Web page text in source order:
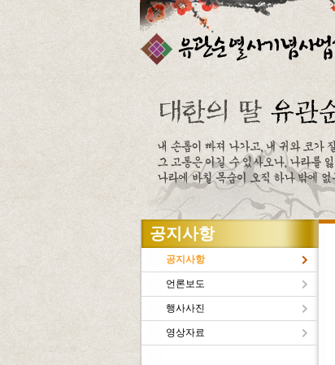
주메뉴바로가기
본문바로가기
공지사항
공지사항
언론보도
행사사진
영상자료